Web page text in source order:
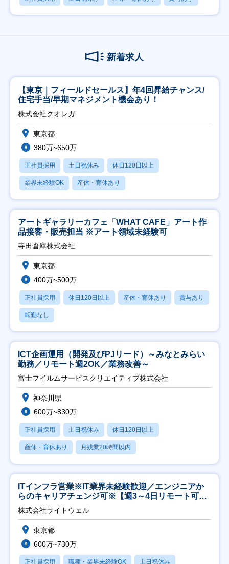
新着求人
【東京｜フィールドセールス】年4回昇給チャンス/
住宅手当/早期マネジメント機会あり！
株式会社クオレガ
東京都
380万~650万
正社員採用 土日祝休み 休日120日以上
業界未経験OK 産休・育休あり
アートギャラリーカフェ「WHAT CAFE」アート作
品接客・販売担当 ※アート領域未経験可
寺田倉庫株式会社
東京都
400万~500万
正社員採用 休日120日以上 産休・育休あり 賞与あり
転勤なし
ICT企画運用（開発及びPJリード）～みなとみらい
勤務／リモート週2OK／業務改善～
富士フイルムサービスクリエイティブ株式会社
神奈川県
600万~830万
正社員採用 土日祝休み 休日120日以上
産休・育休あり 月残業20時間以内
ITインフラ営業※IT業界未経験歓迎／エンジニアか
らのキャリアチェンジ可※【週3～4日リモート可
能】
株式会社ライトウェル
東京都
600万~730万
正社員採用 職種・業界未経験OK 土日祝休み